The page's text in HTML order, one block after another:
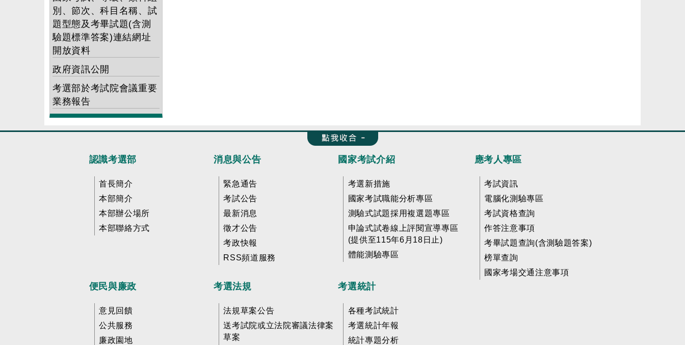
別、節次、科目名稱、試
題型態及考畢試題(含測
驗題標準答案)連結網址
開放資料
政府資訊公開
考選部於考試院會議重要
業務報告
收合 FatFooter
認識考選部
首長簡介
本部簡介
本部辦公場所
本部聯絡方式
消息與公告
緊急通告
考試公告
最新消息
徵才公告
考政快報
RSS頻道服務
國家考試介紹
考選新措施
國家考試職能分析專區
測驗式試題採用複選題專區
申論式試卷線上評閱宣導專區
(提供至115年6月18日止)
體能測驗專區
應考人專區
考試資訊
電腦化測驗專區
考試資格查詢
作答注意事項
考畢試題查詢(含測驗題答案)
榜單查詢
國家考場交通注意事項
便民與廉政
意見回饋
公共服務
廉政園地
考選法規
法規草案公告
送考試院或立法院審議法律案
草案
考選統計
各種考試統計
考選統計年報
統計專題分析